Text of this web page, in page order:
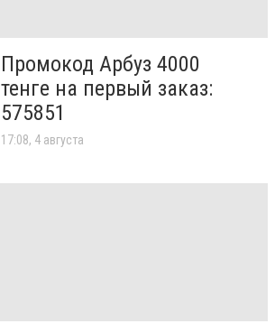
Промокод Арбуз 4000
тенге на первый заказ:
575851
17:08, 4 августа